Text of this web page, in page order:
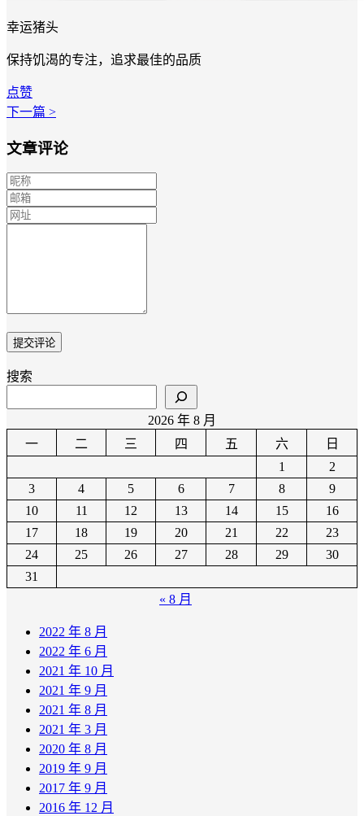
幸运猪头
保持饥渴的专注，追求最佳的品质
点赞
下一篇 >
文章评论
搜索
2026 年 8 月
一
二 三 四 五 六
日
1
2
3
4 5 6 7 8
9
10
11 12 13 14 15
16
17
18 19 20 21 22
23
24
25 26 27 28 29
30
31
« 8 月
2022 年 8 月
2022 年 6 月
2021 年 10 月
2021 年 9 月
2021 年 8 月
2021 年 3 月
2020 年 8 月
2019 年 9 月
2017 年 9 月
2016 年 12 月